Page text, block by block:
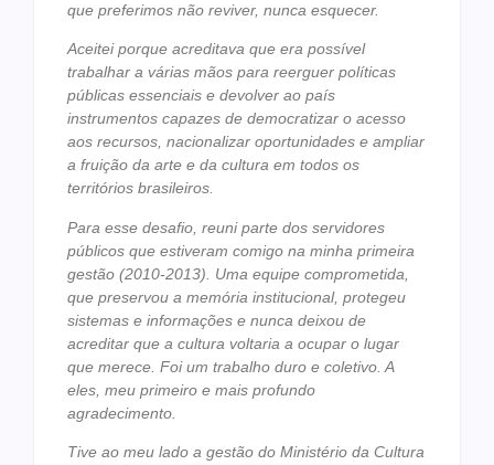
que preferimos não reviver, nunca esquecer.
Aceitei porque acreditava que era possível
trabalhar a várias mãos para reerguer políticas
públicas essenciais e devolver ao país
instrumentos capazes de democratizar o acesso
aos recursos, nacionalizar oportunidades e ampliar
a fruição da arte e da cultura em todos os
territórios brasileiros.
Para esse desafio, reuni parte dos servidores
públicos que estiveram comigo na minha primeira
gestão (2010-2013). Uma equipe comprometida,
que preservou a memória institucional, protegeu
sistemas e informações e nunca deixou de
acreditar que a cultura voltaria a ocupar o lugar
que merece. Foi um trabalho duro e coletivo. A
eles, meu primeiro e mais profundo
agradecimento.
Tive ao meu lado a gestão do Ministério da Cultura